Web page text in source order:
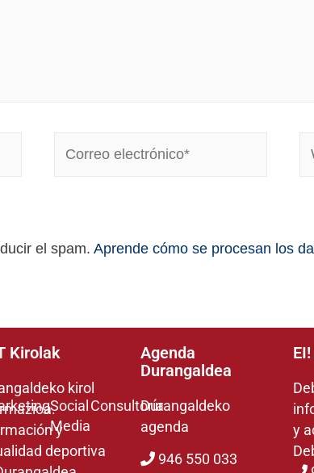
el spam. Aprende cómo se procesan los
Social
Media
Consultoría
Kirolak
kirol
y
deportiva
Agenda
Durangaldea
Durangaldeko
agenda
946 550 033
y